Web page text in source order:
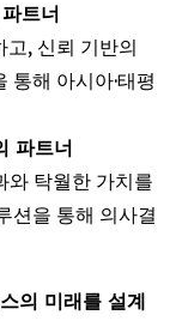
트너
, 신뢰 기반의
통해 아시아·태평
파트너
와 탁월한 가치를
션을 통해 의사결
의 미래를 설계